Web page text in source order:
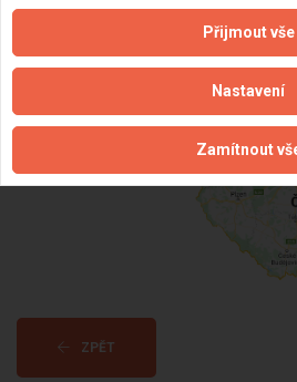
Věk: 53 let
ZPĚT
Přijmout vše
Nastavení
Zamítnout